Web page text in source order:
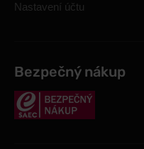
Nastavení účtu
Bezpečný nákup